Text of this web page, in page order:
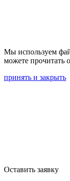
Мы используем
можете прочитать
принять и закрыть
Оставить заявку